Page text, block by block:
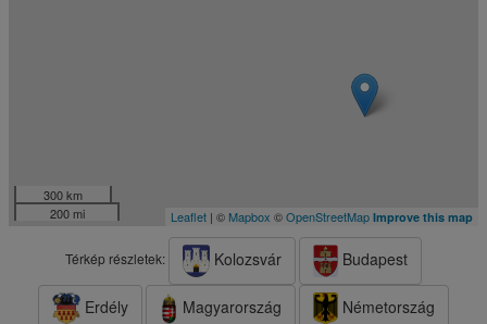
300 km
200 mi
Leaflet | © Mapbox ©OpenStreetMap Improve this map
Térkép részletek: Kolozsvár Budapest
Erdély Magyarország Németország